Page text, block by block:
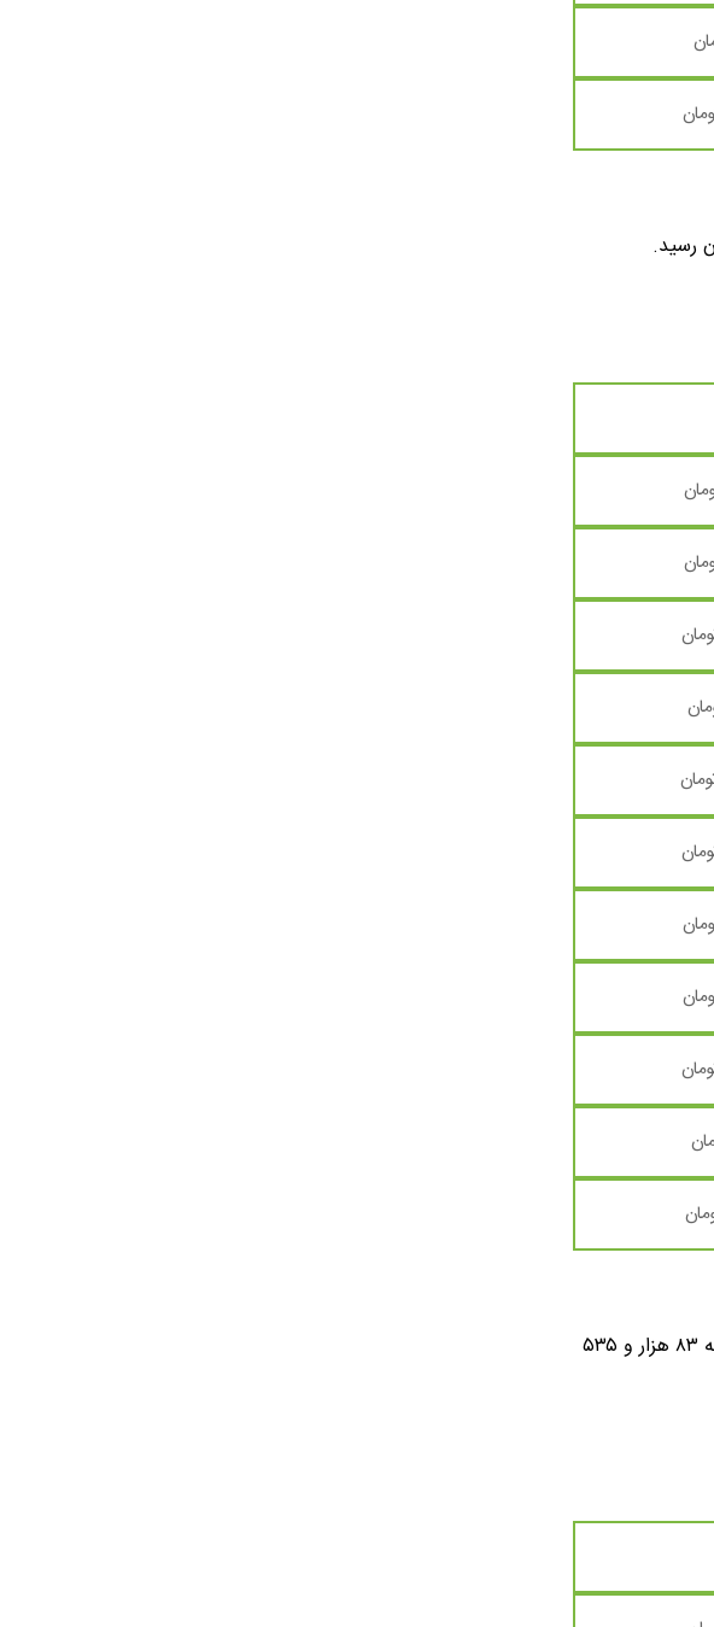
قیمت‌ دلار در اولین ساعات روز افزایشی بود؛ به طوری که هر دلار آمریکا با افزایش یک هزار و ۱۵۰ تومانی به ۸۳ هزار و ۵۳۵